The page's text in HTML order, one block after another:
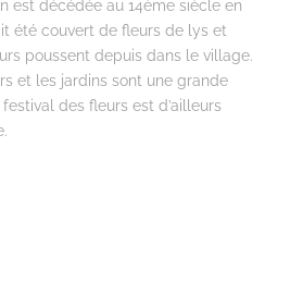
est décédée au 14ème siècle en
été couvert de fleurs de lys et
poussent depuis dans le village.
et les jardins sont une grande
des fleurs est d’ailleurs